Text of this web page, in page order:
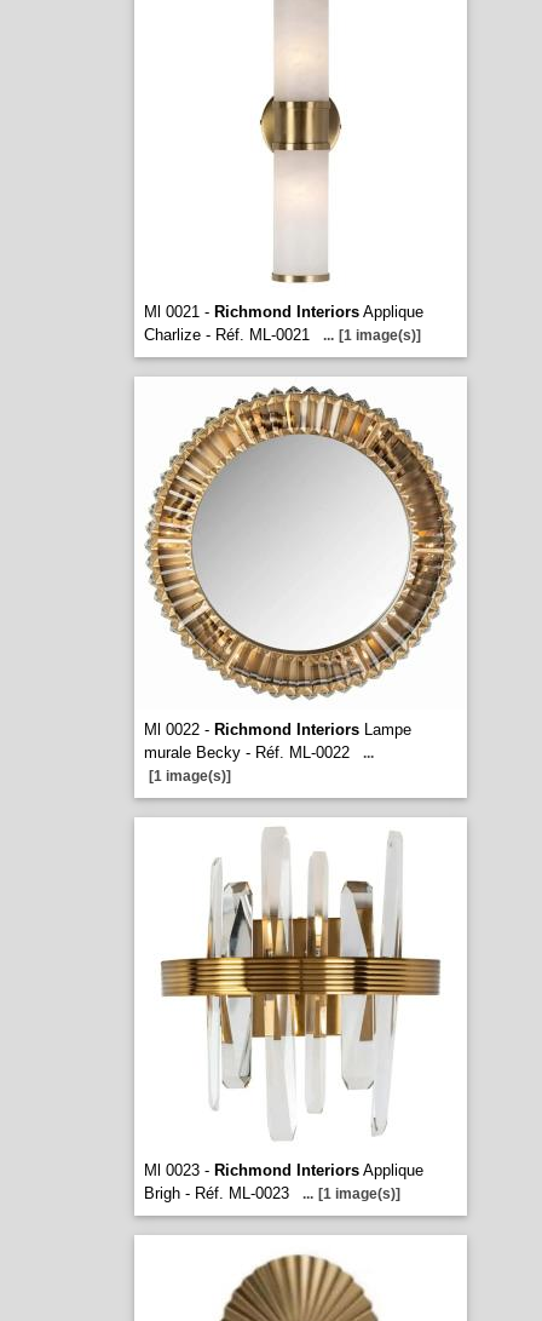
Ml 0021 - Richmond InteriorsApplique
Charlize - Réf. ML-0021
... [1 image(s)]
Ml 0022 - Richmond InteriorsLampe
murale Becky - Réf. ML-0022
...
[1 image(s)]
Ml 0023 - Richmond InteriorsApplique
Brigh - Réf. ML-0023
... [1 image(s)]